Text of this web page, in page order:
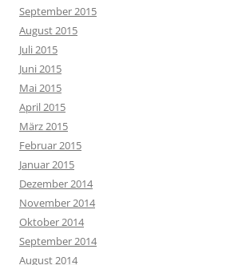
September 2015
August 2015
Juli 2015
Juni 2015
Mai 2015
April 2015
März 2015
Februar 2015
Januar 2015
Dezember 2014
November 2014
Oktober 2014
September 2014
August 2014